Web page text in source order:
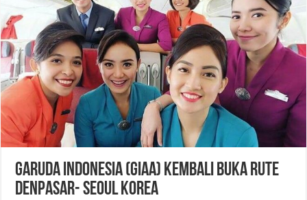
Garuda Indonesia (GIAA) Kembali Buka Rute
Denpasar- Seoul Korea